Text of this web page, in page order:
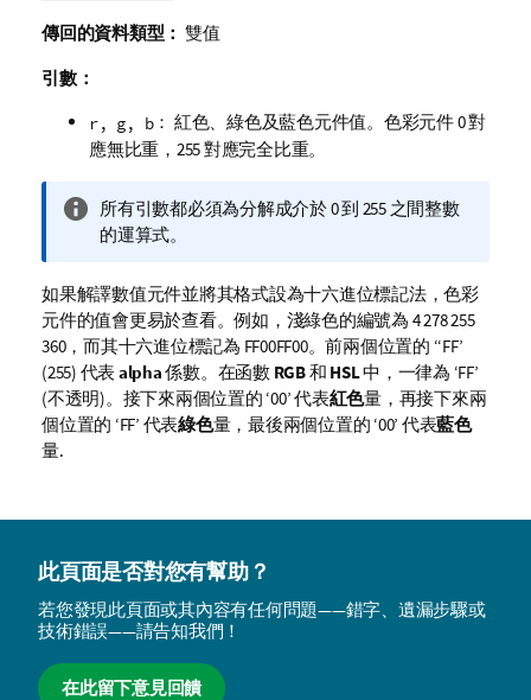
傳回的資料類型： 雙值
引數：
r, g, b： 紅色、綠色及藍色元件值。色彩元件 0 對
應無比重，255 對應完全比重。
資
訊
註
所有引數都必須為分解成介於 0 到 255 之間整數
的運算式。
如果解譯數值元件並將其格式設為十六進位標記法，色彩
元件的值會更易於查看。例如，淺綠色的編號為 4 278 255
360，而其十六進位標記為 FF00FF00。前兩個位置的 ‘‘FF’
(255) 代表alpha係數。在函數 RGB和 HSL中，一律為 ‘FF’
(不透明)。接下來兩個位置的 ‘00’ 代表紅色量，再接下來兩
個位置的 ‘FF’ 代表綠色量，最後兩個位置的 ‘00’ 代表藍色
量.
此頁面是否對您有幫助？
若您發現此頁面或其內容有任何問題——錯字、遺漏步驟或
技術錯誤——請告知我們！
在此留下意見回饋